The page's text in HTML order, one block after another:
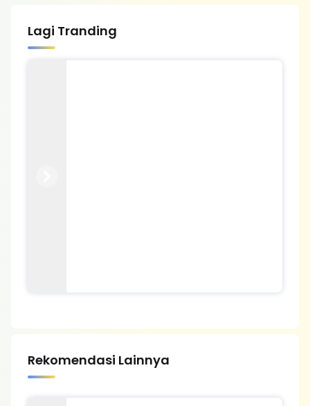
Lagi Tranding
Rekomendasi Lainnya